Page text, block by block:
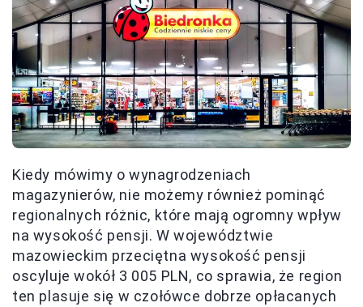
Kiedy mówimy o wynagrodzeniach
magazynierów, nie możemy również pominąć
regionalnych różnic, które mają ogromny wpływ
na wysokość pensji. W województwie
mazowieckim przeciętna wysokość pensji
oscyluje wokół 3 005 PLN, co sprawia, że region
ten plasuje się w czołówce dobrze opłacanych